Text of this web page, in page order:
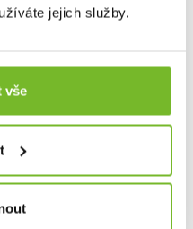
jejich služby.
vše
z
€
16 ks